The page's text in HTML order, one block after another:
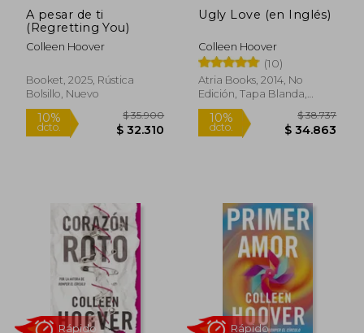
A pesar de ti
(Regretting You)
Colleen Hoover
Booket, 2025, Rústica
Bolsillo, Nuevo
Ugly Love (en Inglés)
Colleen Hoover
(10)
Atria Books, 2014, No
Edición, Tapa Blanda,
Nuevo